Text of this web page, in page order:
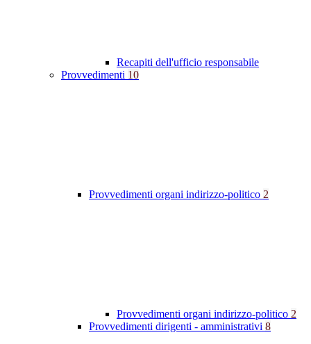
Recapiti dell'ufficio responsabile
Provvedimenti 10
Provvedimenti organi indirizzo-politico 2
Provvedimenti organi indirizzo-politico 2
Provvedimenti dirigenti - amministrativi 8